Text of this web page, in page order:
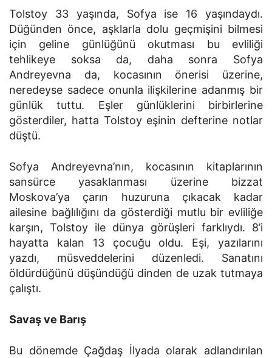
Tolstoy 33 yaşında, Sofya ise 16 yaşındaydı.
Düğünden önce, aşklarla dolu geçmişini bilmesi
için geline günlüğünü okutması bu evliliği
tehlikeye soksa da, daha sonra Sofya
Andreyevna da, kocasının önerisi üzerine,
neredeyse sadece onunla ilişkilerine adanmış bir
günlük tuttu. Eşler günlüklerini birbirlerine
gösterdiler, hatta Tolstoy eşinin defterine notlar
düştü.
Sofya Andreyevna’nın, kocasının kitaplarının
sansürce yasaklanması üzerine bizzat
Moskova’ya çarın huzuruna çıkacak kadar
ailesine bağlılığını da gösterdiği mutlu bir evliliğe
karşın, Tolstoy ile dünya görüşleri farklıydı. 8’i
hayatta kalan 13 çocuğu oldu. Eşi, yazılarını
yazdı, müsveddelerini düzenledi. Sanatını
öldürdüğünü düşündüğü dinden de uzak tutmaya
çalıştı.
Savaş ve Barış
Bu dönemde Çağdaş İlyada olarak adlandırılan